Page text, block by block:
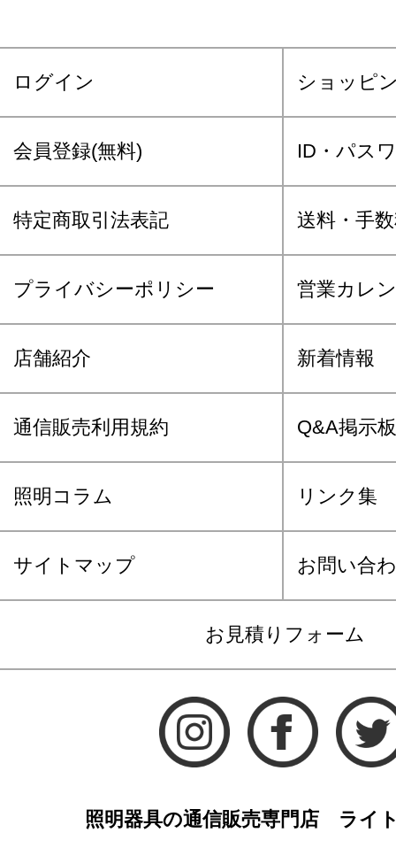
ログイン ショッピ
会員登録(無料) ID・パス
特定商取引法表記 送料・手
プライバシーポリシー 営業カレ
店舗紹介 新着情報
通信販売利用規約 Q&A掲示板
照明コラム リンク集
サイトマップ お問い合
お見積りフォーム
照明器具の通信販売専門店 ライ